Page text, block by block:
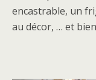
encastrable, un
au décor, … et